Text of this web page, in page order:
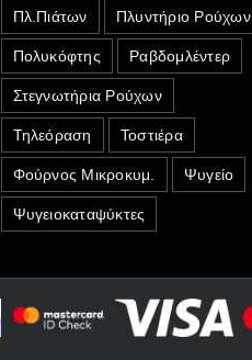
Πλ.Πιάτων Πλυντήριο Ρούχων
Πολυκόφτης Ραβδομλέντερ
Στεγνωτήρια Ρούχων
Τηλεόραση Τοστιέρα
Φούρνος Μικροκυμ. Ψυγείο
Ψυγειοκαταψύκτες